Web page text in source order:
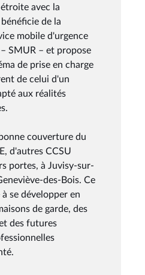
avec la
de la
mobile d'urgence
SMUR – et propose
de prise en charge
de celui d'un
aux réalités
couverture du
d'autres CCSU
portes, à Juvisy-sur-
des-Bois. Ce
se développer en
de garde, des
des futures